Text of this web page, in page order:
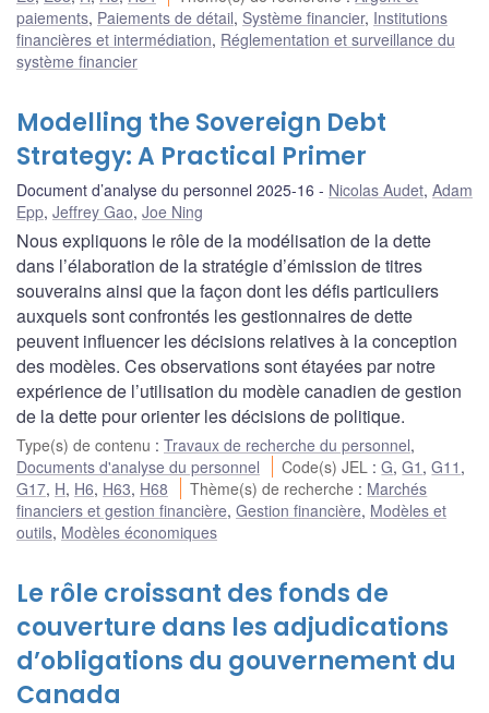
paiements, Paiements de détail, Système financier, Institutions
financières et intermédiation, Réglementation et surveillance du
système financier
Modelling the Sovereign Debt
Strategy: A Practical Primer
Document d’analyse du personnel 2025-16 Nicolas Audet, Adam
Epp, Jeffrey Gao, Joe Ning
Nous expliquons le rôle de la modélisation de la dette
dans l’élaboration de la stratégie d’émission de titres
souverains ainsi que la façon dont les défis particuliers
auxquels sont confrontés les gestionnaires de dette
peuvent influencer les décisions relatives à la conception
des modèles. Ces observations sont étayées par notre
expérience de l’utilisation du modèle canadien de gestion
de la dette pour orienter les décisions de politique.
Type(s) de contenu : Travaux de recherche du personnel,
Documents d'analyse du personnel
Code(s) JEL :G,G1 ,G11 ,
G17, H, H6, H63, H68 Thème(s) de recherche : Marchés
financiers et gestion financière, Gestion financière, Modèles et
outils, Modèles économiques
Le rôle croissant des fonds de
couverture dans les adjudications
d’obligations du gouvernement du
Canada